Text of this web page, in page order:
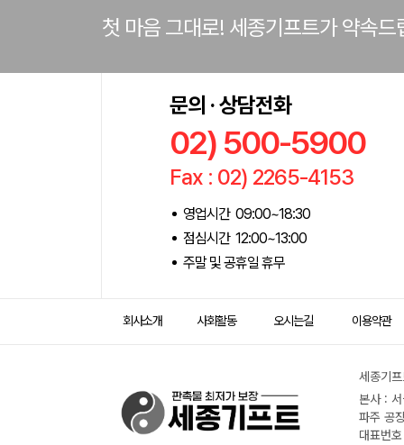
첫 마음 그대로! 세종기프트가 약속드
문의 · 상담전화
02) 500-5900
Fax : 02) 2265-4153
영업시간 09:00~18:30
점심시간 12:00~13:00
주말 및 공휴일 휴무
회사소개 사회활동 오시는길 이용약관
세종기
본사 :
파주 공
대표번